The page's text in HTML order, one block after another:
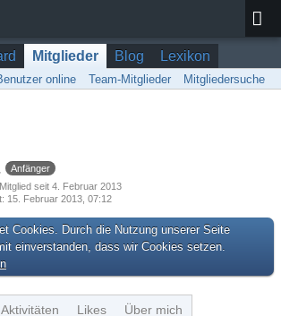
Mitglieder Blog Lexikon
online Team-Mitglieder Mitgliedersuche
Anfänger
Mitglied seit 4. Februar 2013
15. Februar 2013, 07:12
Cookies. Durch die Nutzung unserer Seite
einverstanden, dass wir Cookies setzen.
Likes Über mich